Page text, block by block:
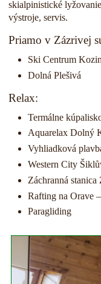
skialpinistické
výstroje, servis.
Priamo v Zázrivej
Ski Centrum
Dolná Plešivá
Relax:
Termálne
Aquarelax Dolný
Vyhliadková
Western City
Záchranná stanica
Rafting na Orave
Paragliding